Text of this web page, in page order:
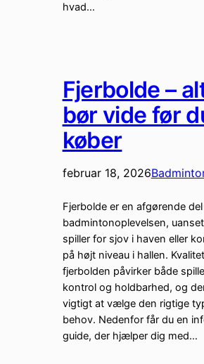
hvad…
Fjerbolde –
bør vide før
køber
februar 18, 2026
Fjerbolde er en afgørende
badmintonoplevelsen,
spiller for sjov i haven eller
på højt niveau i hallen.
fjerbolden påvirker både
kontrol og holdbarhed, og
vigtigt at vælge den rigtige
behov. Nedenfor får du en
guide, der hjælper dig med…